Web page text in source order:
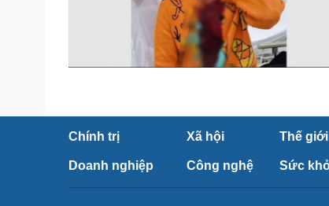
Chính trị Xã hội Thế giới
Doanh nghiệp Công nghệ Sức